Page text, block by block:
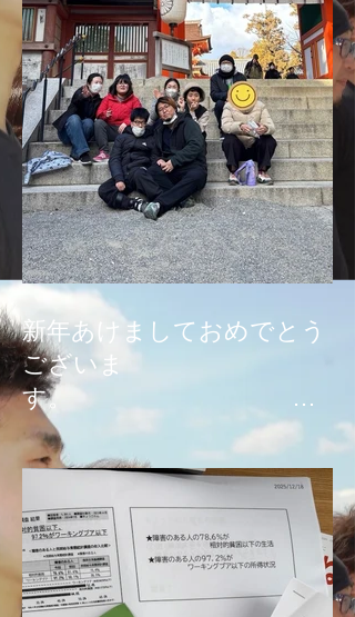
新年あけましておめでとう
ございま
す。
本年もどうぞよろしくお願
い申し上げます。